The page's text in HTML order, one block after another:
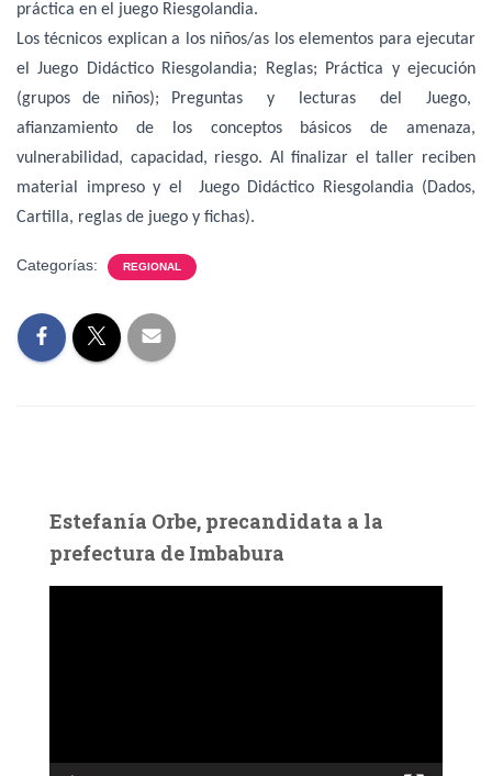
práctica en el juego Riesgolandia.
Los técnicos explican a los niños/as los elementos para ejecutar
el Juego Didáctico Riesgolandia; Reglas; Práctica y ejecución
(grupos de niños); Preguntas y lecturas del Juego,
afianzamiento de los conceptos básicos de amenaza,
vulnerabilidad, capacidad, riesgo. Al finalizar el taller reciben
material impreso y el Juego Didáctico Riesgolandia (Dados,
Cartilla, reglas de juego y fichas).
Categorías: REGIONAL
Estefanía Orbe, precandidata a la
prefectura de Imbabura
c